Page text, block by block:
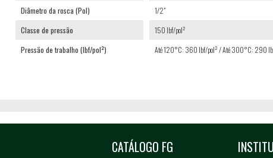
Diâmetro da rosca (Pol)
1/2"
Classe de pressão
150 lbf/pol²
Pressão de trabalho (lbf/pol²)
Até 120°C: 360 lbf/pol² / Até 300°C: 290
CATÁLOGO FG